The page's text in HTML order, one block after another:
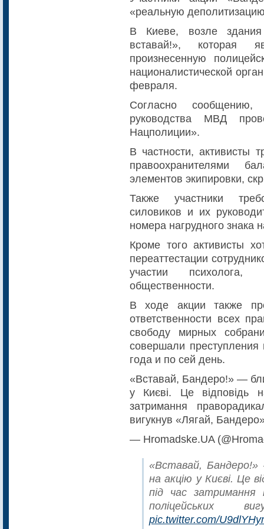
«реальную
В Киеве, возле
вставай!», которая
произнесенную
националистической
февраля.
Согласно
руководства МВД
Нацполиции».
В частности, активисты
правоохранителями
элементов экипировки,
Также участники
силовиков и их
номера нагрудного
Кроме того активисты
переаттестации
участии психолога,
общественности.
В ходе акции также
ответственности всех
свободу мирных
совершали
года и по сей день.
«Вставай, Бандеро!» —
у Києві. Це відповідь
затримання
вигукнув «Лягай,
— Hromadske.UA
«Вставай, Бандеро!»
на акцію у Києві. Це
під час затримання
поліцейських
pic.twitter.com/